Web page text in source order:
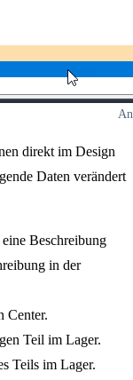
direkt im Design
Daten verändert
Beschreibung
in der
Center.
Teil im Lager.
Teils im Lager.